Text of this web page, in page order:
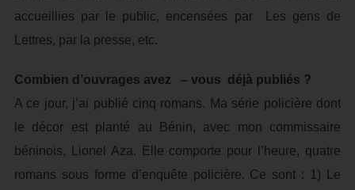
accueillies par le public, encensées par Les gens de
Lettres, par la presse, etc.
Combien d’ouvrages avez – vous déjà publiés ?
A ce jour, j’ai publié cinq romans. Ma série policière dont
le décor est planté au Bénin, avec mon commissaire
béninois, Lionel Aza. Elle comporte pour l’heure, quatre
romans sous forme d’enquête policière. Ce sont : 1) Le